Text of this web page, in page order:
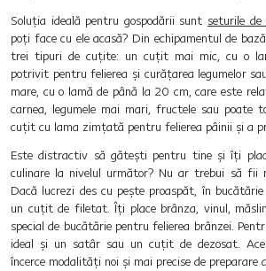
Soluția ideală pentru gospodării sunt seturile
poți face cu ele acasă? Din echipamentul de
trei tipuri de cuțite: un cuțit mai mic, cu o
potrivit pentru felierea și curățarea legumelor
mare, cu o lamă de până la 20 cm, care este
carnea, legumele mai mari, fructele sau poate
cuțit cu lama zimțată pentru felierea pâinii și a
Este distractiv să gătești pentru tine și îți
culinare la nivelul următor? Nu ar trebui să fii
Dacă lucrezi des cu pește proaspăt, în
un cuțit de filetat. Îți place brânza, vinul,
special de bucătărie pentru felierea brânzei.
ideal și un satâr sau un cuțit de dezosat.
încerce modalități noi și mai precise de preparare